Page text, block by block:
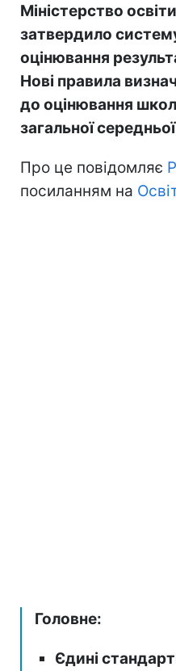
Міністерство
затвердило
оцінювання
Нові правила
до оцінювання
загальної
Про це повідомляє
посиланням на
Головне:
Єдині